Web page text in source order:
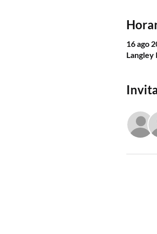
16 ago